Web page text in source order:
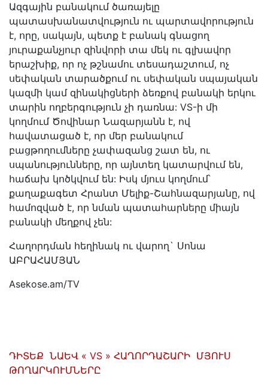
Ազգային բանակում ծառայելը
պատասխանատվություն ու պարտավորություն
է, որը, սակայն, պետք է բանակ գնացող
յուրաքանչյուր զինվորի տա մեկ ու գլխավոր
երաշխիք, որ ոչ թշնամու տեսադաշտում, ոչ
սեփական տարածքում ու սեփական սպայական
կազմի կամ զինակիցների ձեռքով բանակի երկու
տարին ողբերգություն չի դառնա: VS-ի մի
կողմում Ծովինար Նազարյանն է, ով
հավատացած է, որ մեր բանակում
բացթողումները չափազանց շատ են, ու
սպանությունները, որ այնտեղ կատարվում են,
հաճախ կոծկվում են: Իսկ մյուս կողմում՝
քաղաքագետ Հրանտ Մելիք-Շահնազարյանը, ով
համոզված է, որ նման պատահարները միայն
բանակի մեղքով չեն:
Հաղորդման հեղինակ ու վարող` Սոնա
ԱԲՐԱՀԱՄՅԱՆ
Asekose.am/TV
ԴԻՏԵՔ ՆԱԵՎ « VS » ՀԱՂՈՐԴԱՇԱՐԻ ՄՅՈՒՍ
ԹՈՂԱՐԿՈՒՄՆԵՐԸ